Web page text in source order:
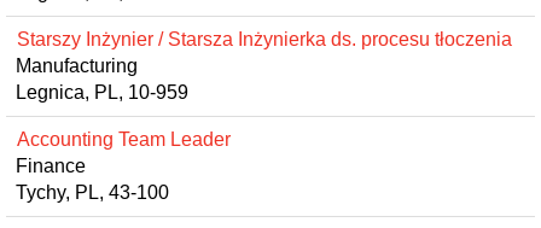
Starszy Inżynier / Starsza Inżynierka ds. procesu tłoczenia
Manufacturing
Legnica, PL, 10-959
Accounting Team Leader
Finance
Tychy, PL, 43-100